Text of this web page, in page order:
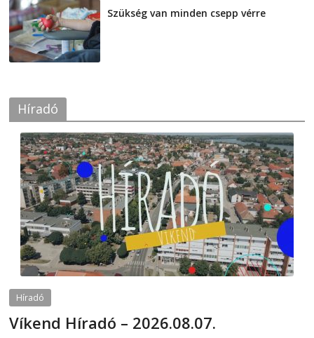
Szükség van minden csepp vérre
Híradó
Híradó
Víkend Híradó – 2026.08.07.